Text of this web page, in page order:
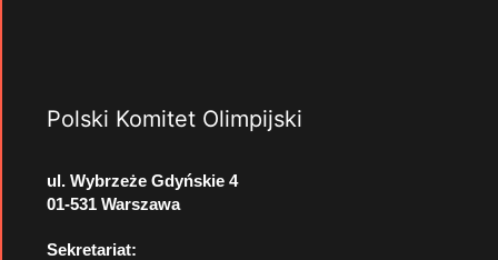
Polski Komitet Olimpijski
ul. Wybrzeże Gdyńskie 4
01-531 Warszawa
Sekretariat: